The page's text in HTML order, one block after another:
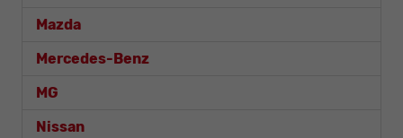
Mazda
Mercedes-Benz
MG
Nissan